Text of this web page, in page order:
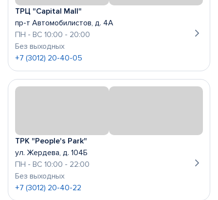
ТРЦ "Capital Mall"
пр-т Автомобилистов, д. 4А
ПН - ВС 10:00 - 20:00
Без выходных
+7 (3012) 20-40-05
ТРК "People's Park"
ул. Жердева, д. 104Б
ПН - ВС 10:00 - 22:00
Без выходных
+7 (3012) 20-40-22